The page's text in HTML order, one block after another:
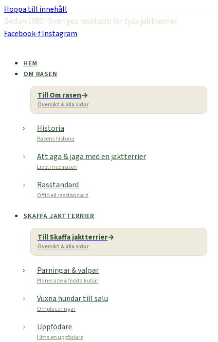
Hoppa till innehåll
Sedan 1980 · Sveriges rasklubb för tysk jaktterrier
Facebook-fInstagram
HEM
OM RASEN
Till Om rasen
Översikt & alla sidor
Historia
Rasens historia
Att äga & jaga med en jaktterrier
Livet med rasen
Rasstandard
Officiell rasstandard
SKAFFA JAKTTERRIER
Till Skaffa jaktterrier
Översikt & alla sidor
Parningar & valpar
Planerade & födda kullar
Vuxna hundar till salu
Omplaceringar
Uppfödare
Hitta en uppfödare